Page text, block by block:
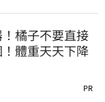
橘子不要直接
體重天天下降
PR